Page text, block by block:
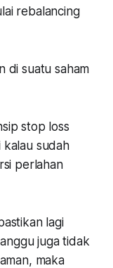
rebalancing
di suatu saham
stop loss
sudah
perlahan
lagi
juga tidak
maka